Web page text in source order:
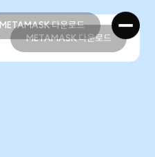
METAMASK 다운로드
METAMASK 다운로드
METAMASK 다운로드